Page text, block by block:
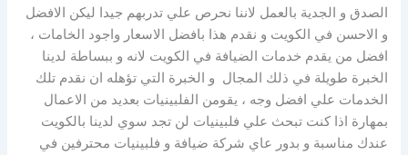
الصدق و الجدية بالعمل لاننا نحرص علي تدربهم جيدا ليكن الافضل
و الاحسن في الكويت و نقدم هذا بافضل الاسعار واجود الخامات ،
افضل من يقدم خدمات الضيافة في الكويت لانه و ببساطة لدينا
الخبرة طويلة في ذلك المجال و الخبرة التي تؤهله ان نقدم تلك
الخدمات علي افضل وجه ، يقومن الفلبينيات بعديد من الاعمال
بمهارة اذا كنت تبحث علي فلبينيات لن تجد سوي لدينا بالكويت
عندك مناسبة و بدور عاي شركة ضيافة و فلبينيات محترفين في